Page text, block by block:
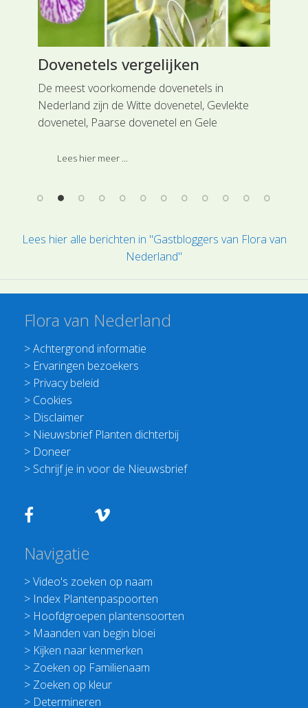
Dovenetels vergelijken
De meest voorkomende dovenetels in
Nederland zijn de Witte dovenetel, Gevlekte
dovenetel, Paarse dovenetel en Gele
Lees hier meer ...
Lees hier alle berichten in "Gastbloggers van Flora van
Nederland"
Flora van Nederland
>Achtergrond informatie
> Ervaringen bezoekers
> Privacy beleid
> Cookies
> Disclaimer
> Nieuwsbrief Planten dichterbij
> Doneer
> Schrijf je in voor de Nieuwsbrief
Navigatie
>Video's zoeken op naam
> Index Plantenpaspoorten
> Hoofdgroepen plantensoorten
> Maanden van begin bloei
> Kijken naar kenmerken
> Zoeken op Familienaam
> Zoeken op kleur
> Determineren